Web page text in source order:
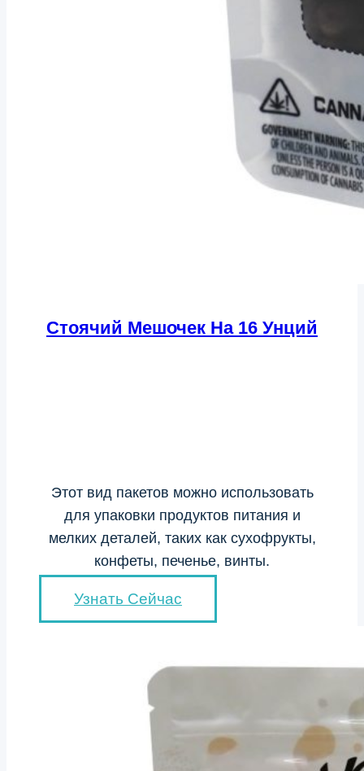
Стоячий Мешочек На 16 Унций
Этот вид пакетов можно использовать
для упаковки продуктов питания и
мелких деталей, таких как сухофрукты,
конфеты, печенье, винты.
Узнать Сейчас